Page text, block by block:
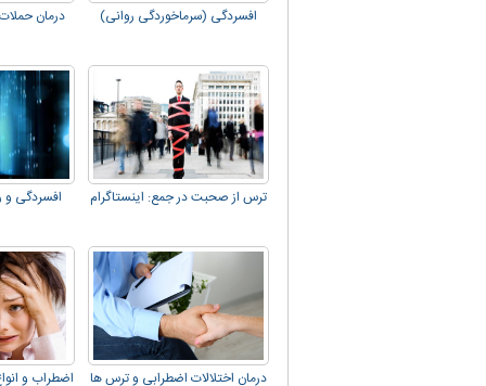
افسردگی (سرماخوردگی روانی) درمان
ترس از صحبت در جمع: اینستاگرام افسردگی و
درمان اختلالات اضطرابی و ترس ها اضطراب و